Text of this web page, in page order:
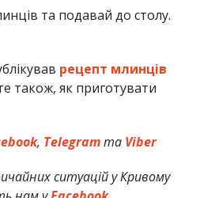
та подавай до столу.
рецепт млинців
також, як приготувати
, Telegramта Viber
ситуацій у Кривому